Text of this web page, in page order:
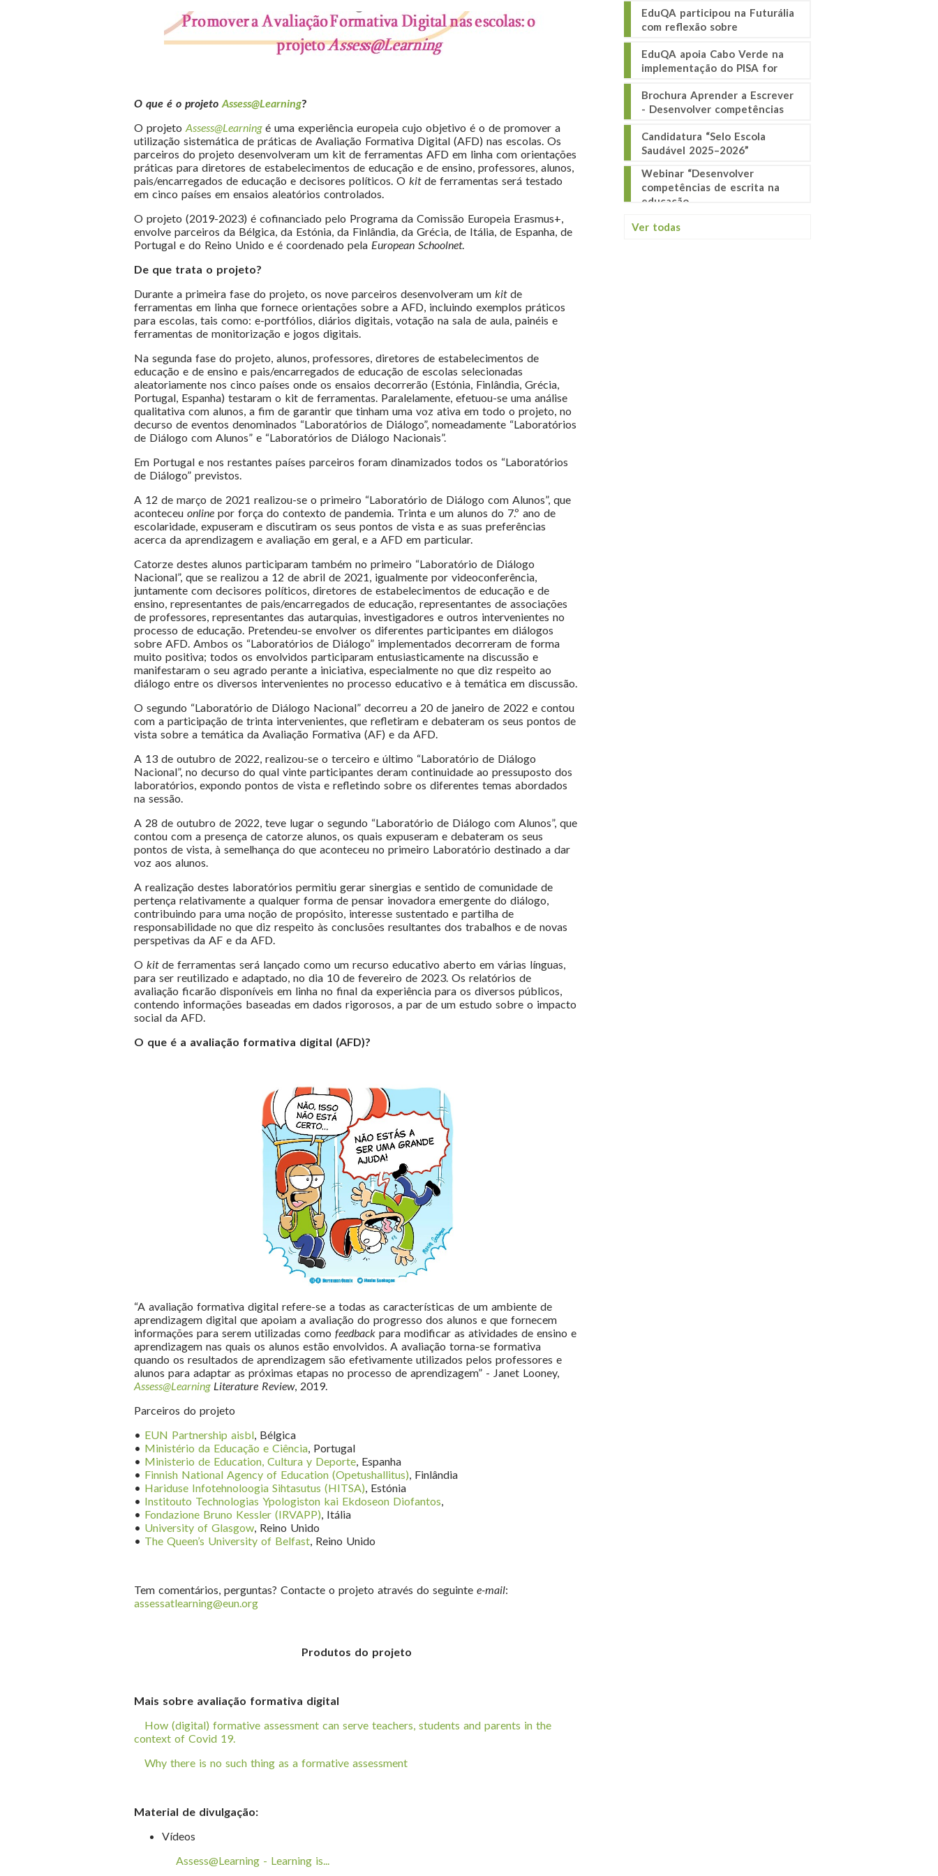
O que é o projeto Assess@Learning?
O projeto Assess@Learningé uma experiência europeia cujo objetivo é o de promover a
utilização sistemática de práticas de Avaliação Formativa Digital (AFD) nas escolas. Os
parceiros do projeto desenvolveram um kit de ferramentas AFD em linha com orientações
práticas para diretores de estabelecimentos de educação e de ensino, professores, alunos,
pais/encarregados de educação e decisores políticos. O kit de ferramentas será testado
em cinco países em ensaios aleatórios controlados.
O projeto (2019-2023) é cofinanciado pelo Programa da Comissão Europeia Erasmus+,
envolve parceiros da Bélgica, da Estónia, da Finlândia, da Grécia, de Itália, de Espanha, de
Portugal e do Reino Unido e é coordenado pela European Schoolnet.
De que trata o projeto?
Durante a primeira fase do projeto, os nove parceiros desenvolveram um kit de
ferramentas em linha que fornece orientações sobre a AFD, incluindo exemplos práticos
para escolas, tais como: e-portfólios, diários digitais, votação na sala de aula, painéis e
ferramentas de monitorização e jogos digitais.
Na segunda fase do projeto, alunos, professores, diretores de estabelecimentos de
educação e de ensino e pais/encarregados de educação de escolas selecionadas
aleatoriamente nos cinco países onde os ensaios decorrerão (Estónia, Finlândia, Grécia,
Portugal, Espanha) testaram o kit de ferramentas. Paralelamente, efetuou-se uma análise
qualitativa com alunos, a fim de garantir que tinham uma voz ativa em todo o projeto, no
decurso de eventos denominados “Laboratórios de Diálogo”, nomeadamente “Laboratórios
de Diálogo com Alunos” e “Laboratórios de Diálogo Nacionais”.
Em Portugal e nos restantes países parceiros foram dinamizados todos os “Laboratórios
de Diálogo” previstos.
A 12 de março de 2021 realizou-se o primeiro “Laboratório de Diálogo com Alunos”, que
aconteceu online por força do contexto de pandemia. Trinta e um alunos do 7.º ano de
escolaridade, expuseram e discutiram os seus pontos de vista e as suas preferências
acerca da aprendizagem e avaliação em geral, e a AFD em particular.
Catorze destes alunos participaram também no primeiro “Laboratório de Diálogo
Nacional”, que se realizou a 12 de abril de 2021, igualmente por videoconferência,
juntamente com decisores políticos, diretores de estabelecimentos de educação e de
ensino, representantes de pais/encarregados de educação, representantes de associações
de professores, representantes das autarquias, investigadores e outros intervenientes no
processo de educação. Pretendeu-se envolver os diferentes participantes em diálogos
sobre AFD. Ambos os “Laboratórios de Diálogo” implementados decorreram de forma
muito positiva; todos os envolvidos participaram entusiasticamente na discussão e
manifestaram o seu agrado perante a iniciativa, especialmente no que diz respeito ao
diálogo entre os diversos intervenientes no processo educativo e à temática em discussão.
O segundo “Laboratório de Diálogo Nacional” decorreu a 20 de janeiro de 2022 e contou
com a participação de trinta intervenientes, que refletiram e debateram os seus pontos de
vista sobre a temática da Avaliação Formativa (AF) e da AFD.
A 13 de outubro de 2022, realizou-se o terceiro e último “Laboratório de Diálogo
Nacional”, no decurso do qual vinte participantes deram continuidade ao pressuposto dos
laboratórios, expondo pontos de vista e refletindo sobre os diferentes temas abordados
na sessão.
A 28 de outubro de 2022, teve lugar o segundo “Laboratório de Diálogo com Alunos”, que
contou com a presença de catorze alunos, os quais expuseram e debateram os seus
pontos de vista, à semelhança do que aconteceu no primeiro Laboratório destinado a dar
voz aos alunos.
A realização destes laboratórios permitiu gerar sinergias e sentido de comunidade de
pertença relativamente a qualquer forma de pensar inovadora emergente do diálogo,
contribuindo para uma noção de propósito, interesse sustentado e partilha de
responsabilidade no que diz respeito às conclusões resultantes dos trabalhos e de novas
perspetivas da AF e da AFD.
O kit de ferramentas será lançado como um recurso educativo aberto em várias línguas,
para ser reutilizado e adaptado, no dia 10 de fevereiro de 2023. Os relatórios de
avaliação ficarão disponíveis em linha no final da experiência para os diversos públicos,
contendo informações baseadas em dados rigorosos, a par de um estudo sobre o impacto
social da AFD.
O que é a avaliação formativa digital (AFD)?
“A avaliação formativa digital refere-se a todas as características de um ambiente de
aprendizagem digital que apoiam a avaliação do progresso dos alunos e que fornecem
informações para serem utilizadas como feedback para modificar as atividades de ensino e
aprendizagem nas quais os alunos estão envolvidos. A avaliação torna-se formativa
quando os resultados de aprendizagem são efetivamente utilizados pelos professores e
alunos para adaptar as próximas etapas no processo de aprendizagem” - Janet Looney,
Assess@LearningLiterature Review, 2019.
Parceiros do projeto
• EUN Partnership aisbl, Bélgica
• Ministério da Educação e Ciência, Portugal
• Ministerio de Education, Cultura y Deporte, Espanha
• Finnish National Agency of Education (Opetushallitus), Finlândia
• Hariduse Infotehnoloogia Sihtasutus (HITSA), Estónia
• Institouto Technologias Ypologiston kai Ekdoseon Diofantos,
• Fondazione Bruno Kessler (IRVAPP), Itália
• University of Glasgow, Reino Unido
• The Queen’s University of Belfast, Reino Unido
Tem comentários, perguntas? Contacte o projeto através do seguinte e-mail:
assessatlearning@eun.org
Produtos do projeto
Mais sobre avaliação formativa digital
How (digital) formative assessment can serve teachers, students and parents in the
context of Covid 19.
Why there is no such thing as a formative assessment
Material de divulgação:
Vídeos
Assess@Learning - Learning is...
EduQA participou na Futurália
com reflexão sobre
EduQA apoia Cabo Verde na
implementação do PISA for
Brochura Aprender a Escrever
- Desenvolver competências
Candidatura “Selo Escola
Saudável 2025–2026”
Webinar “Desenvolver
competências de escrita na
educação
Ver todas